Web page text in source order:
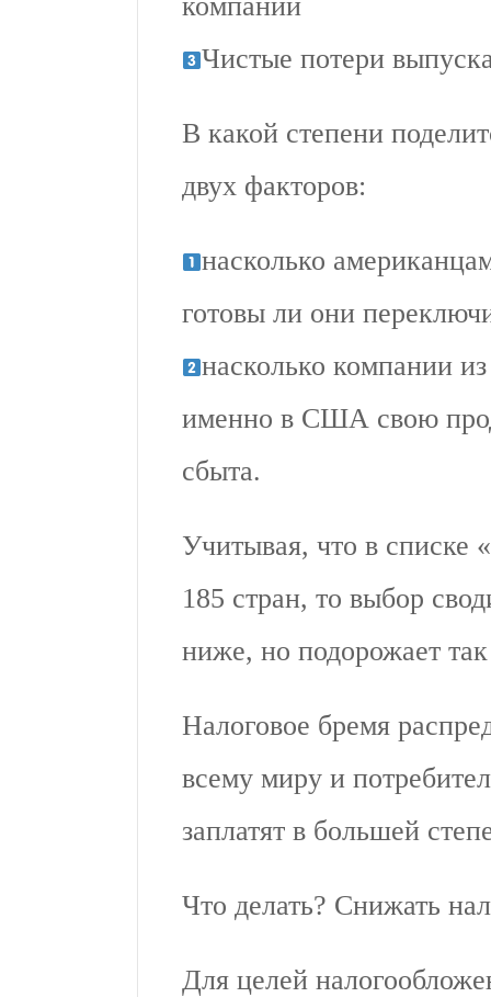
Чистые потери
В какой степени
двух факторов:
насколько
готовы ли они
насколько компании
именно в США свою
сбыта.
Учитывая, что в списке
185 стран, то выбор
ниже, но подорожает
Налоговое бремя
всему миру и
заплатят в большей
Что делать? Снижать
Для целей